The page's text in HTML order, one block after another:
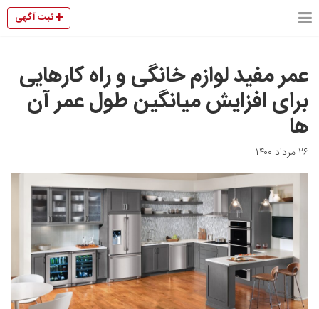
ثبت آگهی
عمر مفید لوازم خانگی و راه کارهایی
برای افزایش میانگین طول عمر آن
ها
۲۶ مرداد ۱۴۰۰